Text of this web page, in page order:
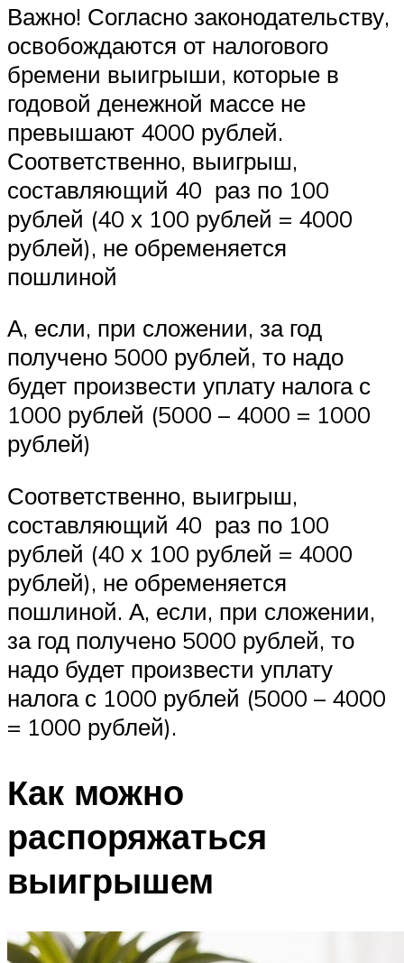
Важно! Согласно законодательству,
освобождаются от налогового
бремени выигрыши, которые в
годовой денежной массе не
превышают 4000 рублей.
Соответственно, выигрыш,
составляющий 40 раз по 100
рублей (40 х 100 рублей = 4000
рублей), не обременяется
пошлиной
А, если, при сложении, за год
получено 5000 рублей, то надо
будет произвести уплату налога с
1000 рублей (5000 – 4000 = 1000
рублей)
Соответственно, выигрыш,
составляющий 40 раз по 100
рублей (40 х 100 рублей = 4000
рублей), не обременяется
пошлиной. А, если, при сложении,
за год получено 5000 рублей, то
надо будет произвести уплату
налога с 1000 рублей (5000 – 4000
= 1000 рублей).
Как можно
распоряжаться
выигрышем